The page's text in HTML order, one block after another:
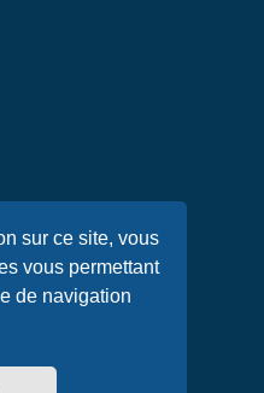
sur ce site, vous
vous permettant
de navigation